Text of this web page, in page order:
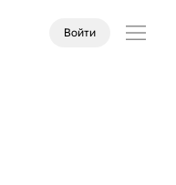
Войти